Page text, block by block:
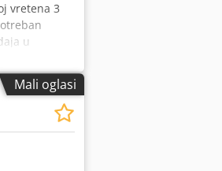
vretena 3
u
Mali oglasi